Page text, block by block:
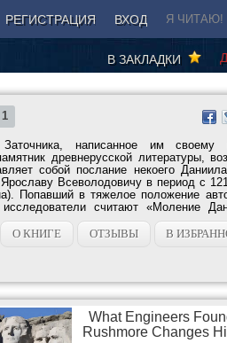
РЕГИСТРАЦИЯ ВХОД Я ЧИТАЮ!
В ЗАКЛАДКИ
1
написанное им своему
древнерусской литературы,
собой послание некоего
Всеволодовичу в период с
Попавший в тяжелое положение
считают «Моление
О КНИГЕ
ОТЗЫВЫ В